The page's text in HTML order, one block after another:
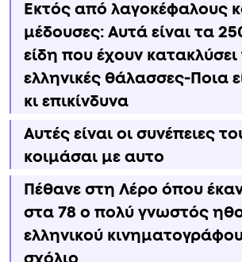
Εκτός από λαγοκέφαλους
μέδουσες: Aυτά είναι τα
είδη που έχουν κατακλύσει
ελληνικές θάλασσες-Ποια
κι επικίνδυνα
Αυτές είναι οι συνέπειες
κοιμάσαι με αυτο
Πέθανε στη Λέρο όπου
στα 78 ο πολύ γνωστός
ελληνικού
σχόλιο